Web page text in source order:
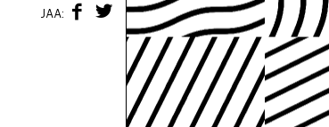
JAA:
F
W